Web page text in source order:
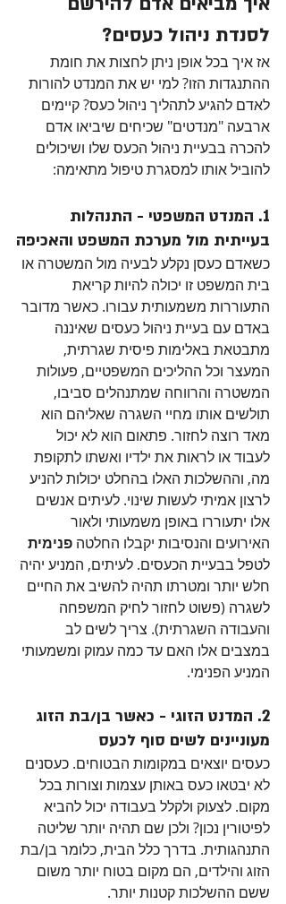
לסנדת ניהול כעסים?
אז איך בכל אופן ניתן לחצות את חומת
ההתנגדות הזו? למי יש את המנדט להורות
לאדם להגיע לתהליך ניהול כעס? קיימים
ארבעה "מנדטים" שכיחים שיביאו אדם
להכרה בבעיית ניהול הכעס שלו ושיכולים
להוביל אותו למסגרת טיפול מתאימה:
1. המנדט המשפטי - התנהלות
בעייתית מול מערכת המשפט והאכיפה
כשאדם כעסן נקלע לבעיה מול המשטרה או
בית המשפט זו יכולה להיות קריאת
התעוררות משמעותית עבורו. כאשר מדובר
באדם עם בעיית ניהול כעסים שאיננה
מתבטאת באלימות פיסית שגרתית,
המעצר וכל ההליכים המשפטיים, פעולות
המשטרה והרווחה שמתנהלים סביבו,
תולשים אותו מחיי השגרה שאליהם הוא
מאד רוצה לחזור. פתאום הוא לא יכול
לעבוד או לראות את ילדיו ואשתו לתקופת
מה, וההשלכות האלו בהחלט יכולות להניע
לרצון אמיתי לעשות שינוי. לעיתים אנשים
אלו יתעוררו באופן משמעותי ולאור
האירועים והנסיבות יקבלו החלטה פנימית
לטפל בבעיית הכעסים. לעיתים, המניע יהיה
חלש יותר ומטרתו תהיה להשיב את החיים
לשגרה (פשוט לחזור לחיק המשפחה
והעבודה השגרתית). צריך לשים לב
במצבים אלו האם עד כמה עמוק ומשמעותי
המניע הפנימי.
2. המדנט הזוגי - כאשר בן/בת הזוג
מעוניינים לשים סוף לכעס
כעסים יוצאים במקומות הבטוחים. כעסנים
לא יבטאו כעס באותן עצמות וצורות בכל
מקום. לצעוק ולקלל בעבודה יכול להביא
לפיטורין נכון? ולכן שם תהיה יותר שליטה
התנהגותית. בדרך כלל הבית, כלומר בן/בת
הזוג והילדים, הם מקום בטוח יותר משום
ששם ההשלכות קטנות יותר.